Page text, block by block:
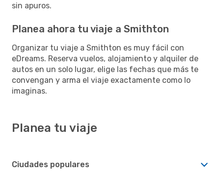
sin apuros.
Planea ahora tu viaje a Smithton
Organizar tu viaje a Smithton es muy fácil con
eDreams. Reserva vuelos, alojamiento y alquiler de
autos en un solo lugar, elige las fechas que más te
convengan y arma el viaje exactamente como lo
imaginas.
Planea tu viaje
Ciudades populares